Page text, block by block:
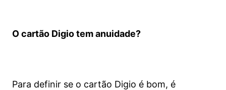
O cartão Digio tem anuidade?
Para definir se o cartão Digio é bom, é